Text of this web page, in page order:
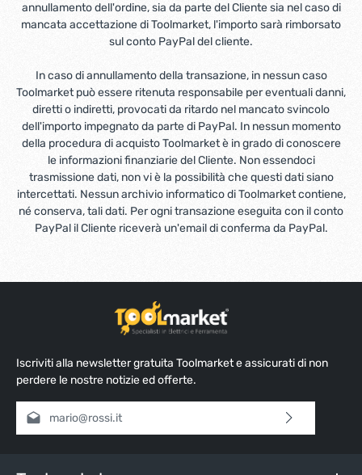
annullamento dell'ordine, sia da parte del Cliente sia nel caso di
mancata accettazione di Toolmarket, l'importo sarà rimborsato
sul conto PayPal del cliente.
In caso di annullamento della transazione, in nessun caso
Toolmarket può essere ritenuta responsabile per eventuali danni,
diretti o indiretti, provocati da ritardo nel mancato svincolo
dell'importo impegnato da parte di PayPal. In nessun momento
della procedura di acquisto Toolmarket è in grado di conoscere
le informazioni finanziarie del Cliente. Non essendoci
trasmissione dati, non vi è la possibilità che questi dati siano
intercettati. Nessun archivio informatico di Toolmarket contiene,
né conserva, tali dati. Per ogni transazione eseguita con il conto
PayPal il Cliente riceverà un'email di conferma da PayPal.
Iscriviti alla newsletter gratuita Toolmarket e assicurati di non
perdere le nostre notizie ed offerte.
Indirizzo e-mail*